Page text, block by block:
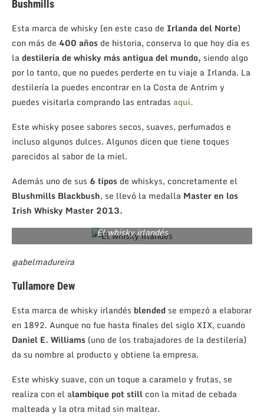
Bushmills
Esta marca de whisky (en este caso de Irlanda del Norte)
con más de 400 años de historia, conserva lo que hoy día es
ladestilería de whisky más antigua del mundo, siendo algo
por lo tanto, que no puedes perderte en tu viaje a Irlanda. La
destilería la puedes encontrar en la Costa de Antrim y
puedes visitarla comprando las entradas aquí.
Este whisky posee sabores secos, suaves, perfumados e
incluso algunos dulces. Algunos dicen que tiene toques
parecidos al sabor de la miel.
Además uno de sus 6 tipos de whiskys, concretamente el
Blushmills Blackbush, se llevó la medalla Master en los
Irish Whisky Master 2013.
El whisky irlandés
@abelmadureira
Tullamore Dew
Esta marca de whisky irlandés blended se empezó a elaborar
en 1892. Aunque no fue hasta finales del siglo XIX, cuando
Daniel E. Williams (uno de los trabajadores de la destilería)
da su nombre al producto y obtiene la empresa.
Este whisky suave, con un toque a caramelo y frutas, se
realiza con el alambique pot still con la mitad de cebada
malteada y la otra mitad sin maltear.